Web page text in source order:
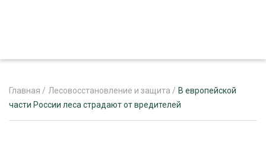
Главная / Лесовосстановление и защита / В европейской
части России леса страдают от вредителей